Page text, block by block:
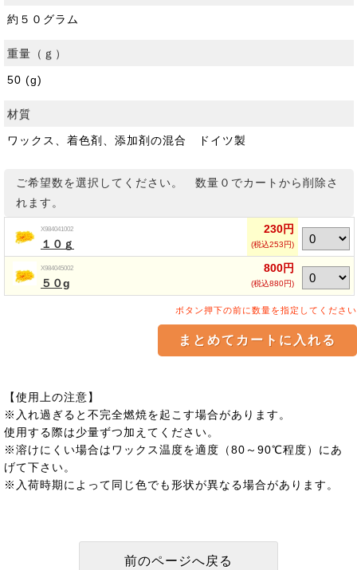
約５０グラム
重量（ｇ）
50 (g)
材質
ワックス、着色剤、添加剤の混合 ドイツ製
ご希望数を選択してください。 数量０でカートから削除さ
れます。
X984041002
１０ｇ
230円
(税込253円)
X984045002
５０g
800円
(税込880円)
ボタン押下の前に数量を指定してください
【使用上の注意】
※入れ過ぎると不完全燃焼を起こす場合があります。
使用する際は少量ずつ加えてください。
※溶けにくい場合はワックス温度を適度（80～90℃程度）にあ
げて下さい。
※入荷時期によって同じ色でも形状が異なる場合があります。